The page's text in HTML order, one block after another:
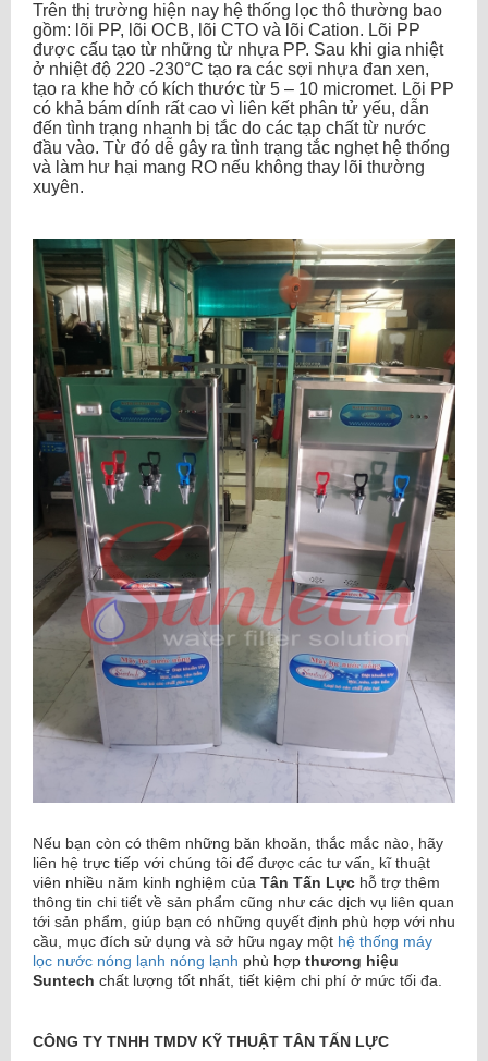
Trên thị trường hiện nay hệ thống lọc thô thường bao
gồm: lõi PP, lõi OCB, lõi CTO và lõi Cation. Lõi PP
được cấu tạo từ những từ nhựa PP. Sau khi gia nhiệt
ở nhiệt độ 220 -230°C tạo ra các sợi nhựa đan xen,
tạo ra khe hở có kích thước từ 5 – 10 micromet. Lõi PP
có khả bám dính rất cao vì liên kết phân tử yếu, dẫn
đến tình trạng nhanh bị tắc do các tạp chất từ nước
đầu vào. Từ đó dễ gây ra tình trạng tắc nghẹt hệ thống
và làm hư hại mang RO nếu không thay lõi thường
xuyên.
Nếu bạn còn có thêm những băn khoăn, thắc mắc nào, hãy
liên hệ trực tiếp với chúng tôi để được các tư vấn, kĩ thuật
viên nhiều năm kinh nghiệm của Tân Tấn Lực hỗ trợ thêm
thông tin chi tiết về sản phẩm cũng như các dịch vụ liên quan
tới sản phẩm, giúp bạn có những quyết định phù hợp với nhu
cầu, mục đích sử dụng và sở hữu ngay một hệ thống máy
lọc nước nóng lạnh nóng lạnh phù hợp thương hiệu
Suntech chất lượng tốt nhất, tiết kiệm chi phí ở mức tối đa.
CÔNG TY TNHH TMDV KỸ THUẬT TÂN TẤN LỰC